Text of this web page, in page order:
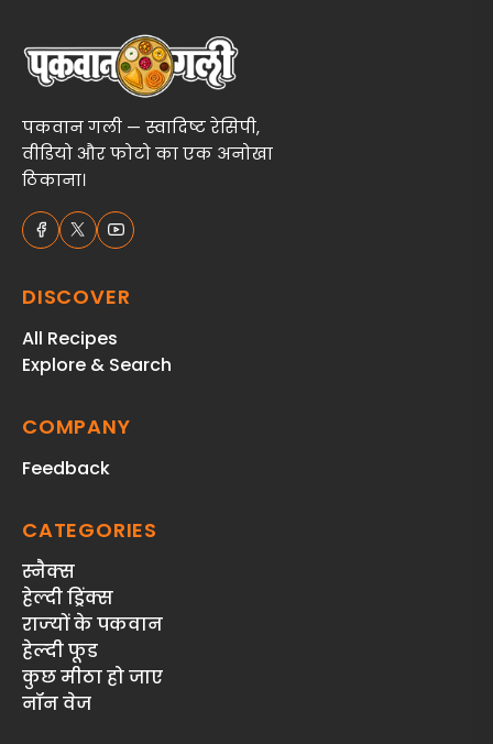
पकवान गली — स्वादिष्ट रेसिपी,
वीडियो और फोटो का एक अनोखा
ठिकाना।
DISCOVER
All Recipes
Explore & Search
COMPANY
Feedback
CATEGORIES
स्‍नैक्‍स
हेल्दी ड्रिंक्स
राज्‍यों के पकवान
हेल्‍दी फूड
कुछ मीठा हो जाए
नॉन वेज